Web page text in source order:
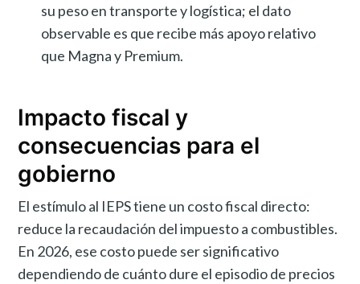
su peso en transporte y logística; el dato
observable es que recibe más apoyo relativo
que Magna y Premium.
Impacto fiscal y
consecuencias para el
gobierno
El estímulo al IEPS tiene un costo fiscal directo:
reduce la recaudación del impuesto a combustibles.
En 2026, ese costo puede ser significativo
dependiendo de cuánto dure el episodio de precios